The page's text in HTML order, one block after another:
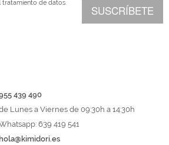
SUSCRÍBETE
tratamiento de datos.
439 490
Lunes a Viernes de 09:30h a 14:30h
639 419 541
hola@kimidori.es